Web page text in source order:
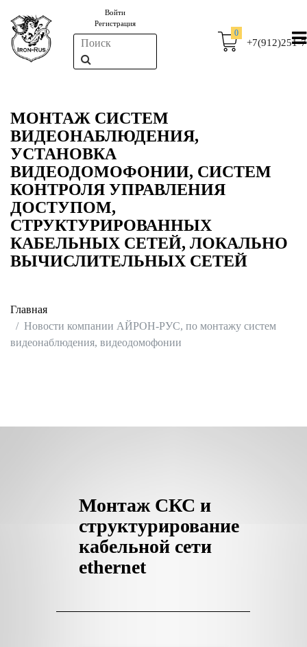
Войти
Регистрация
0
+7(912)251-
МОНТАЖ СИСТЕМ
ВИДЕОНАБЛЮДЕНИЯ,
УСТАНОВКА
ВИДЕОДОМОФОНИИ, СИСТЕМ
КОНТРОЛЯ УПРАВЛЕНИЯ
ДОСТУПОМ,
СТРУКТУРИРОВАННЫХ
КАБЕЛЬНЫХ СЕТЕЙ, ЛОКАЛЬНО
ВЫЧИСЛИТЕЛЬНЫХ СЕТЕЙ
Главная
Новости компании АЙРОН-РУС, по монтажу систем
видеонаблюдения, видеодомофонии
Монтаж СКС и
структурирование
кабельной сети
ethernet